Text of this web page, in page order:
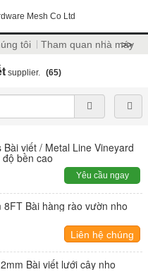
Mesh Co Ltd
tôi Tham quan nhà máy
>>
supplier. (65)
viết / Metal Line Vineyard
bền cao
Yêu cầu ngay
Bài hàng rào vườn nho
Liên hệ chúng
tôi
Bài viết lưới cây nho